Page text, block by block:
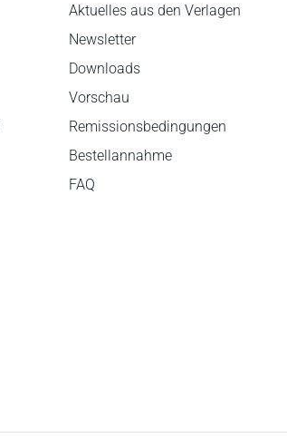
Aktuelles aus den Verlagen
Newsletter
Downloads
Vorschau
Remissionsbedingungen
Bestellannahme
FAQ